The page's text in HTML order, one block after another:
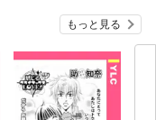
もっと見る